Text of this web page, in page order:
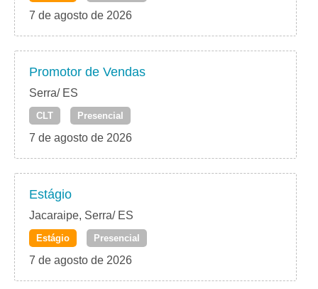
7 de agosto de 2026
Promotor de Vendas
Serra/ ES
CLT Presencial
7 de agosto de 2026
Estágio
Jacaraipe, Serra/ ES
Estágio Presencial
7 de agosto de 2026